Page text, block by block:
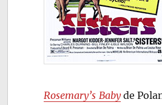
Rosemary’s Babyde